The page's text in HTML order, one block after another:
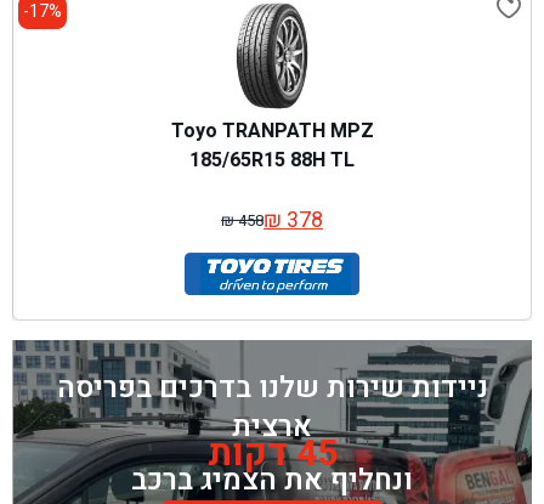
17%-
Toyo TRANPATH MPZ
185/65R15 88H TL
₪458
המחיר
המקורי
היה:
₪ 458.
₪378 המחיר
הנוכחי
הוא:
₪ 378.
ניידות שירות שלנו בדרכים בפריסה
ארצית
45 דקות
ונחליף את הצמיג ברכב